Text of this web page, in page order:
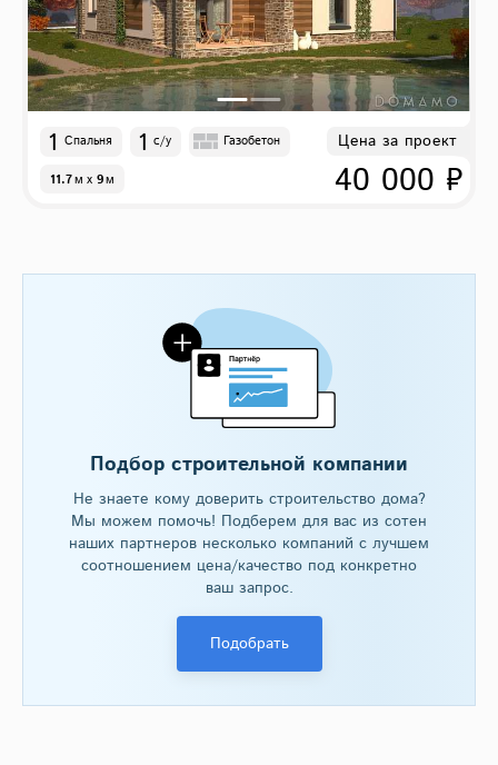
1 Спальня 1 с/у Газобетон
11.7м x 9м
Цена за проект
40 000 ₽
Подбор строительной компании
Не знаете кому доверить строительство дома?
Мы можем помочь! Подберем для вас из сотен
наших партнеров несколько компаний с лучшем
соотношением цена/качество под конкретно
ваш запрос.
Подобрать